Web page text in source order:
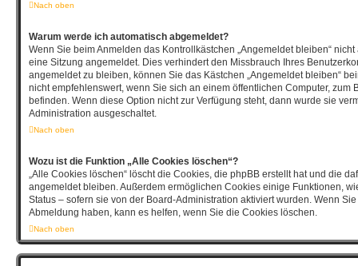
Nach oben
Warum werde ich automatisch abgemeldet?
Wenn Sie beim Anmelden das Kontrollkästchen „Angemeldet bleiben“
eine Sitzung angemeldet. Dies verhindert den Missbrauch Ihres
angemeldet zu bleiben, können Sie das Kästchen „Angemeldet bleiben“
nicht empfehlenswert, wenn Sie sich an einem öffentlichen Computer, zum
befinden. Wenn diese Option nicht zur Verfügung steht, dann wurde sie
Administration ausgeschaltet.
Nach oben
Wozu ist die Funktion „Alle Cookies löschen“?
„Alle Cookies löschen“ löscht die Cookies, die phpBB erstellt hat und die
angemeldet bleiben. Außerdem ermöglichen Cookies einige Funktionen,
Status – sofern sie von der Board-Administration aktiviert wurden. Wenn
Abmeldung haben, kann es helfen, wenn Sie die Cookies löschen.
Nach oben